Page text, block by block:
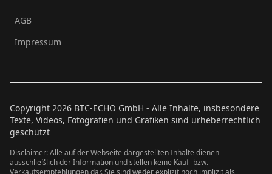
AGB
Impressum
Copyright 2026 BTC-ECHO GmbH - Alle Inhalte, insbesondere
Texte, Videos, Fotografien und Grafiken sind urheberrechtlich
geschützt
Disclaimer: Alle auf der Webseite dargestellten Inhalte dienen
ausschließlich der Information und stellen keine Kauf- bzw.